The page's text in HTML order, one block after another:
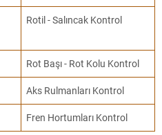
Rotil - Salıncak Kontrol
Rot Başı - Rot Kolu Kontrol
Aks Rulmanları Kontrol
Fren Hortumları Kontrol